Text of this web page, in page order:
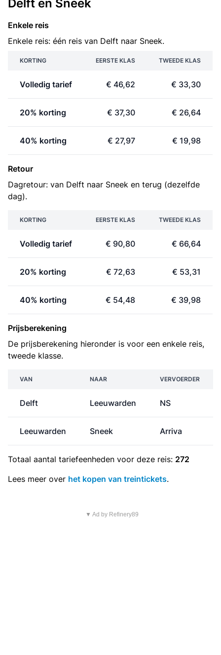
Delft en Sneek
Enkele reis
Enkele reis: één reis van Delft naar Sneek.
KORTING EERSTE KLAS TWEEDE KLAS
Volledig tarief € 46,62 € 33,30
20% korting € 37,30 € 26,64
40% korting € 27,97 € 19,98
Retour
Dagretour: van Delft naar Sneek en terug (dezelfde
dag).
KORTING EERSTE KLAS TWEEDE KLAS
Volledig tarief € 90,80 € 66,64
20% korting € 72,63 € 53,31
40% korting € 54,48 € 39,98
Prijsberekening
De prijsberekening hieronder is voor een enkele reis,
tweede klasse.
VAN NAAR VERVOERDER
Delft Leeuwarden NS
Leeuwarden Sneek Arriva
Totaal aantal tariefeenheden voor deze reis: 272
Lees meer over het kopen van treintickets.
▼ Ad by Refinery89